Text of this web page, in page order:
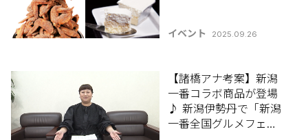
イベント 2025.09.26
【諸橋アナ考案】新潟
一番コラボ商品が登場
♪ 新潟伊勢丹で「新潟
一番全国グルメフェス